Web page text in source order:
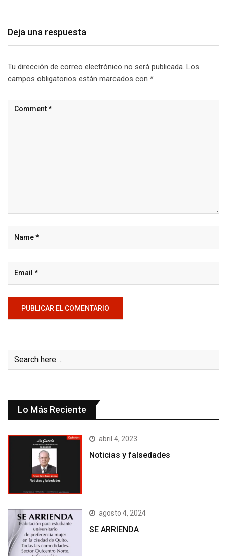
Deja una respuesta
Tu dirección de correo electrónico no será publicada. Los
campos obligatorios están marcados con *
Lo Más Reciente
abril 4, 2023
Noticias y falsedades
agosto 4, 2024
SE ARRIENDA